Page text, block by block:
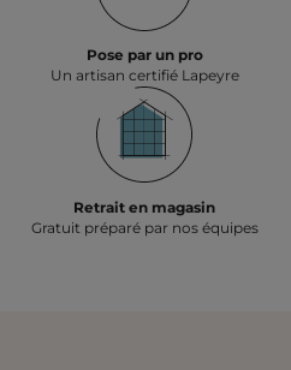
Pose par un pro
Un artisan certifié Lapeyre
Retrait en magasin
Gratuit préparé par nos équipes